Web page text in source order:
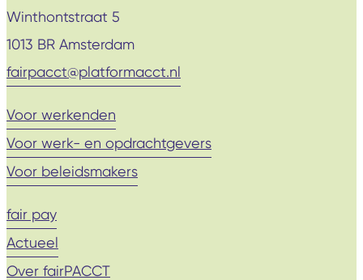
Winthontstraat 5
1013 BR Amsterdam
fairpacct@platformacct.nl
Voor werkenden
Voor werk- en opdrachtgevers
Voor beleidsmakers
fair pay
Actueel
Over fairPACCT